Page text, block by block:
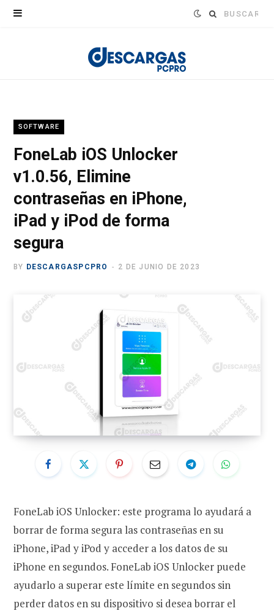
Buscar:
SOFTWARE
FoneLab iOS Unlocker
v1.0.56, Elimine
contraseñas en iPhone,
iPad y iPod de forma
segura
BY DESCARGASPCPRO 2 DE JUNIO DE 2023
FoneLab iOS Unlocker: este programa lo ayudará a
borrar de forma segura las contraseñas en su
iPhone, iPad y iPod y acceder a los datos de su
iPhone en segundos. FoneLab iOS Unlocker puede
ayudarlo a superar este límite en segundos sin
perder datos en su dispositivo si desea borrar el